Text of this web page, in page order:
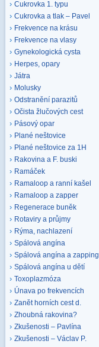
Cukrovka 1. typu
Cukrovka a tlak – Pavel
Frekvence na krásu
Frekvence na vlasy
Gynekologická cysta
Herpes, opary
Játra
Molusky
Odstranění parazitů
Očista žlučových cest
Pásový opar
Plané neštovice
Plané neštovice za 1H
Rakovina a F. buski
Ramáček
Ramaloop a ranní kašel
Ramaloop a zapper
Regenerace buněk
Rotaviry a průjmy
Rýma, nachlazení
Spálová angína
Spálová angína a zapping
Spálová angína u dětí
Toxoplazmóza
Únava po frekvencích
Zanět horních cest d.
Zhoubná rakovina?
Zkušenosti – Pavlína
Zkušenosti – Václav P.